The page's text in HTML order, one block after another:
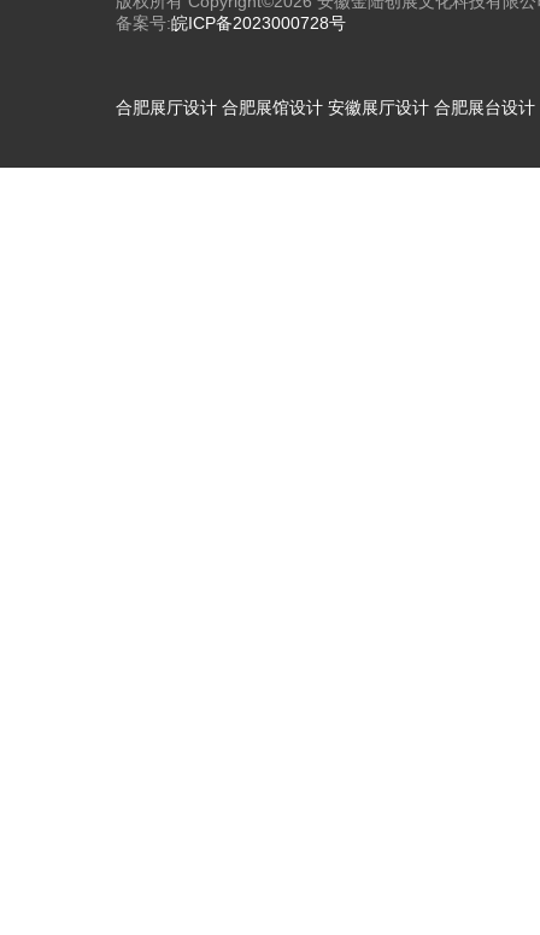
备案号:皖ICP备2023000728号
合肥展厅设计 合肥展馆设计 安徽展厅设计 合肥展台设计